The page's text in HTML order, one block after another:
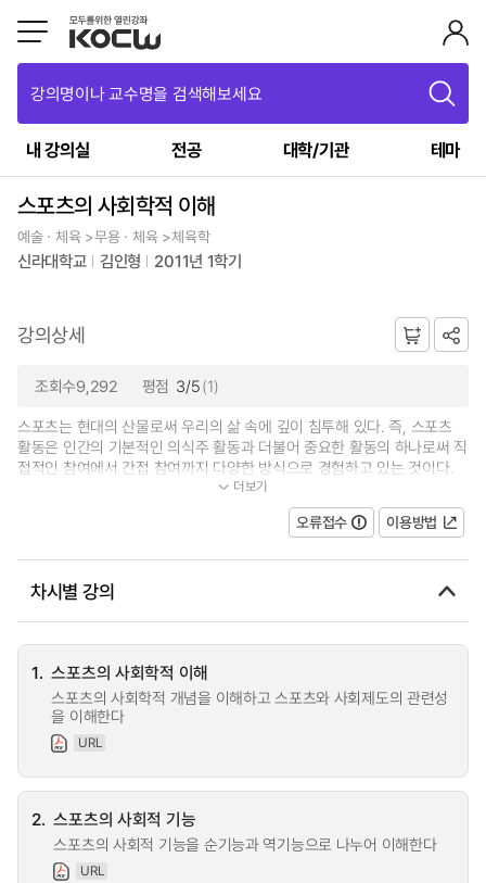
강의명이나 교수명을 검색해보세요
내 강의실 전공 대학/기관 테마
스포츠의 사회학적 이해
예술ㆍ체육 >무용ㆍ체육 >체육학
신라대학교 김인형 2011년 1학기
강의상세
조회수9,292 평점 3/5(1)
스포츠는 현대의 산물로써 우리의 삶 속에 깊이 침투해 있다. 즉, 스포츠
활동은 인간의 기본적인 의식주 활동과 더불어 중요한 활동의 하나로써 직
접적인 참여에서 간접 참여까지 다양한 방식으로 경험하고 있는 것이다.
이 강의는 사회학의 주요 개념과 이...더보기
오류접수 이용방법
차시별 강의
1. 스포츠의 사회학적 이해
스포츠의 사회학적 개념을 이해하고 스포츠와 사회제도의 관련성
을 이해한다
URL
2. 스포츠의 사회적 기능
스포츠의 사회적 기능을 순기능과 역기능으로 나누어 이해한다
URL